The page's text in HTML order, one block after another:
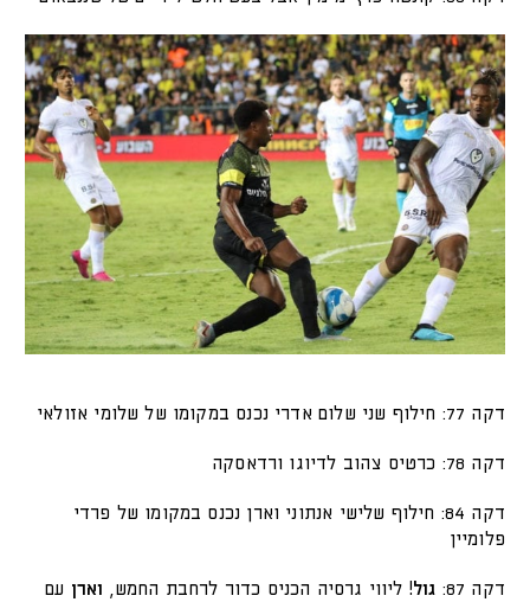
דקה 77: חילוף שני שלום אדרי נכנס במקומו של שלומי אזולאי
דקה 78: כרטיס צהוב לדיוגו ורדאסקה
דקה 84: חילוף שלישי אנתוני וארן נכנס במקומו של פרדי
פלומיין
דקה 87: גול! ליווי גרסיה הכניס כדור לרחבת החמש, וארן עם